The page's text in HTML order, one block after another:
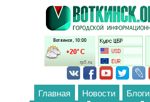
Перейти к основному содержанию
Главная Новости Блоги